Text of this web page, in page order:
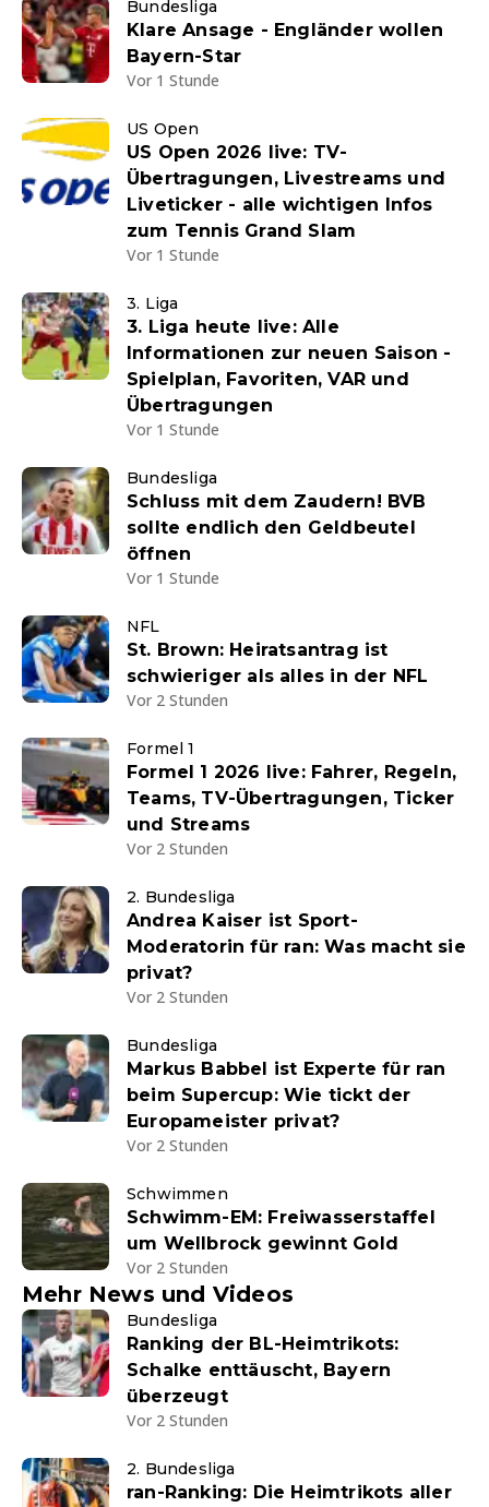
Bundesliga
Klare Ansage - Engländer wollen
Bayern-Star
Vor 1 Stunde
US Open
US Open 2026 live: TV-
Übertragungen, Livestreams und
Liveticker - alle wichtigen Infos
zum Tennis Grand Slam
Vor 1 Stunde
3. Liga
3. Liga heute live: Alle
Informationen zur neuen Saison -
Spielplan, Favoriten, VAR und
Übertragungen
Vor 1 Stunde
Bundesliga
Schluss mit dem Zaudern! BVB
sollte endlich den Geldbeutel
öffnen
Vor 1 Stunde
NFL
St. Brown: Heiratsantrag ist
schwieriger als alles in der NFL
Vor 2 Stunden
Formel 1
Formel 1 2026 live: Fahrer, Regeln,
Teams, TV-Übertragungen, Ticker
und Streams
Vor 2 Stunden
2. Bundesliga
Andrea Kaiser ist Sport-
Moderatorin für ran: Was macht sie
privat?
Vor 2 Stunden
Bundesliga
Markus Babbel ist Experte für ran
beim Supercup: Wie tickt der
Europameister privat?
Vor 2 Stunden
Schwimmen
Schwimm-EM: Freiwasserstaffel
um Wellbrock gewinnt Gold
Vor 2 Stunden
Mehr News und Videos
Bundesliga
Ranking der BL-Heimtrikots:
Schalke enttäuscht, Bayern
überzeugt
Vor 2 Stunden
2. Bundesliga
ran-Ranking: Die Heimtrikots aller